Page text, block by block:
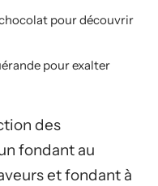
pour découvrir
pour exalter
des
fondant au
et fondant à